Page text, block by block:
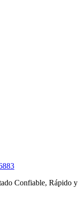
Confiable, Rápido y